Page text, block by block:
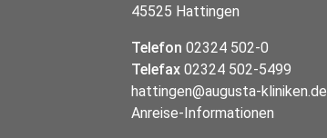
45525 Hattingen
Telefon 02324 502-0
Telefax02324 502-5499
hattingen@augusta-kliniken.de
Anreise-Informationen